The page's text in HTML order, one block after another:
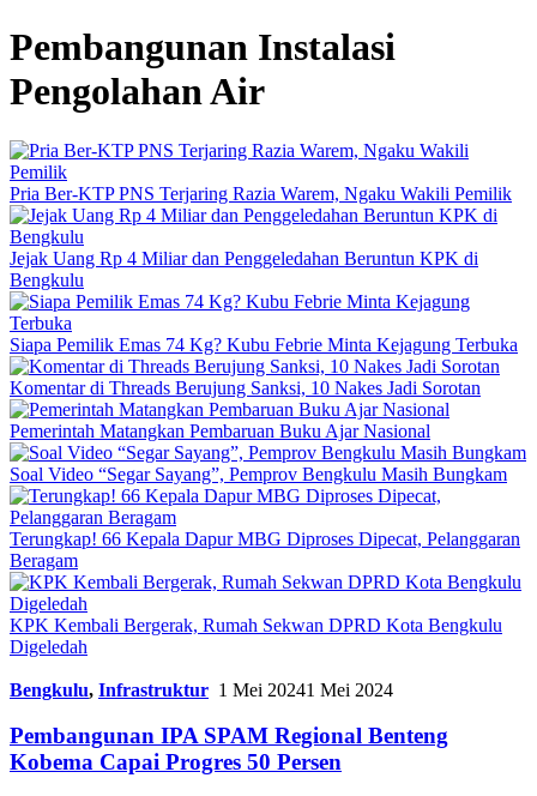
Pembangunan Instalasi
Pengolahan Air
Pria Ber-KTP PNS Terjaring Razia Warem, Ngaku Wakili Pemilik
Jejak Uang Rp 4 Miliar dan Penggeledahan Beruntun KPK di
Bengkulu
Siapa Pemilik Emas 74 Kg? Kubu Febrie Minta Kejagung Terbuka
Komentar di Threads Berujung Sanksi, 10 Nakes Jadi Sorotan
Pemerintah Matangkan Pembaruan Buku Ajar Nasional
Soal Video “Segar Sayang”, Pemprov Bengkulu Masih Bungkam
Terungkap! 66 Kepala Dapur MBG Diproses Dipecat, Pelanggaran
Beragam
KPK Kembali Bergerak, Rumah Sekwan DPRD Kota Bengkulu
Digeledah
Bengkulu, Infrastruktur 1 Mei 20241 Mei 2024
Pembangunan IPA SPAM Regional Benteng
Kobema Capai Progres 50 Persen